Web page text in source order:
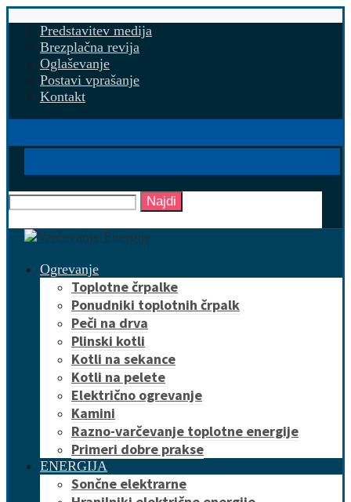
Predstavitev medija
Brezplačna revija
Oglaševanje
Postavi vprašanje
Kontakt
Najdi
Ogrevanje
Toplotne črpalke
Ponudniki toplotnih črpalk
Peči na drva
Plinski kotli
Kotli na sekance
Kotli na pelete
Električno ogrevanje
Kamini
Razno-varčevanje toplotne energije
Primeri dobre prakse
ENERGIJA
Sončne elektrarne